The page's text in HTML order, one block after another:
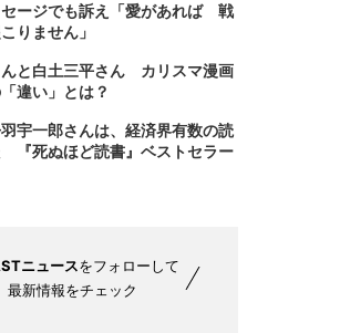
セージでも訴え「愛があれば 戦
りません」
と白土三平さん カリスマ漫画
違い」とは？
宇一郎さんは、経済界有数の読
『死ぬほど読書』ベストセラー
ニュースをフォローして
最新情報をチェック